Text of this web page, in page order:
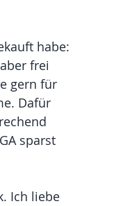
habe:
frei
gern für
Dafür
sparst
Ich liebe